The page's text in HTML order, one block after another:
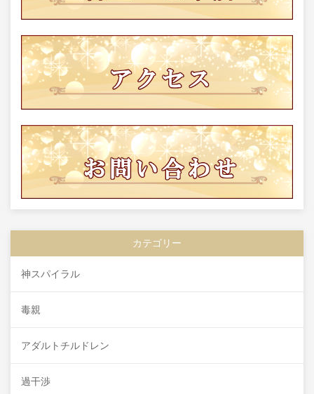
カテゴリー
神スパイラル
毒親
アダルトチルドレン
過干渉